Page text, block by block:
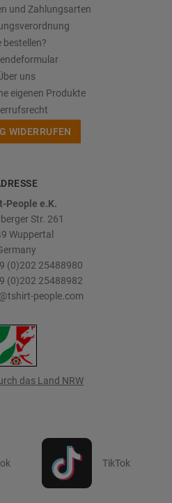
und Zahlungsarten
bestellen?
uns
eigenen Produkte
WIDERRUFEN
People e.K.
Str. 261
Wuppertal
(0)202 25488980
(0)202 25488982
people.com
das Land NRW
TikTok